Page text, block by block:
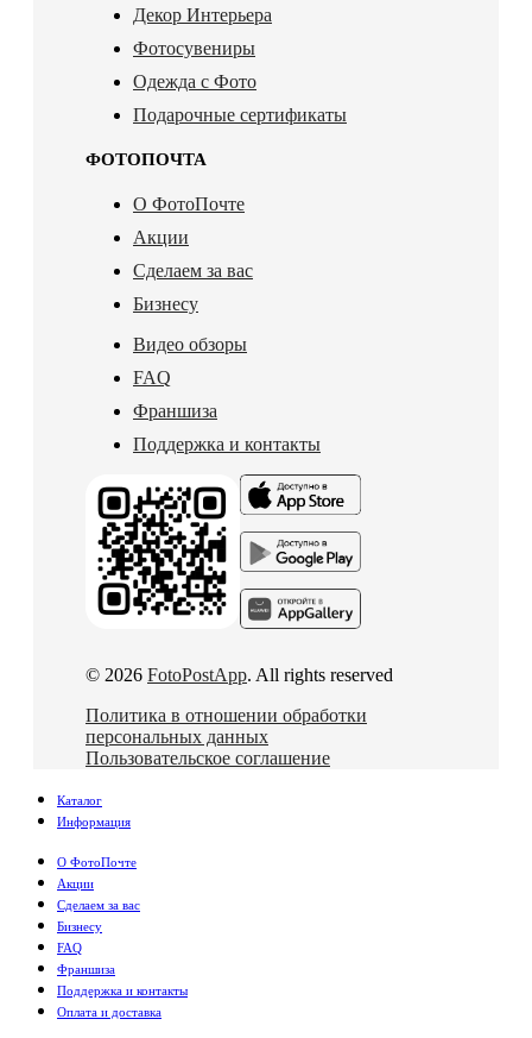
Декор Интерьера
Фотосувениры
Одежда с Фото
Подарочные сертификаты
ФОТОПОЧТА
О ФотоПочте
Акции
Сделаем за вас
Бизнесу
Видео обзоры
FAQ
Франшиза
Поддержка и контакты
© 2026 FotoPostApp. All rights reserved
Политика в отношении обработки
персональных данных
Пользовательское соглашение
Каталог
Информация
О ФотоПочте
Акции
Сделаем за вас
Бизнесу
FAQ
Франшиза
Поддержка и контакты
Оплата и доставка